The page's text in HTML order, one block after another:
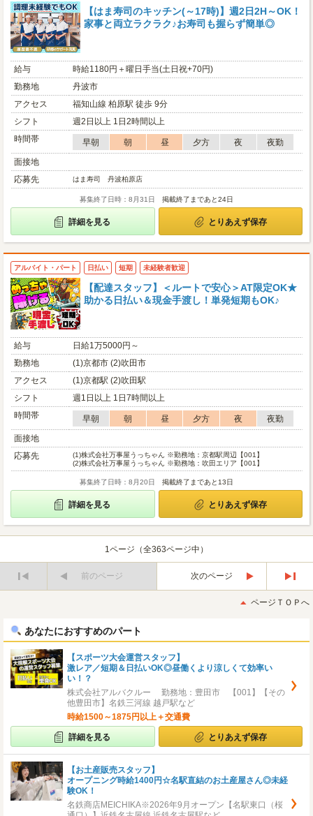
【はま寿司のキッチン(～17時)】週2日2H～OK！
家事と両立ラクラク♪お寿司も握らず簡単◎
給与
時給1180円＋曜日手当(土日祝+70円)
勤務地
丹波市
アクセス
福知山線 柏原駅 徒歩 9分
シフト
週2日以上 1日2時間以上
時間帯
早朝 朝 昼 夕方 夜
夜勤
面接地
応募先
はま寿司 丹波柏原店
募集終了日時：8月31日 掲載終了まであと24日
詳細を見る とりあえず保存
アルバイト・パート 日払い 短期 未経験者歓迎
【配達スタッフ】＜ルートで安心＞AT限定OK★
助かる日払い＆現金手渡し！単発短期もOK♪
給与
日給1万5000円～
勤務地
(1)京都市 (2)吹田市
アクセス
(1)京都駅 (2)吹田駅
シフト
週1日以上 1日7時間以上
時間帯
早朝 朝 昼 夕方 夜
夜勤
面接地
応募先
(1)株式会社万事屋うっちゃん ※勤務地：京都駅周辺【001】
(2)株式会社万事屋うっちゃん ※勤務地：吹田エリア【001】
募集終了日時：8月20日 掲載終了まであと13日
詳細を見る とりあえず保存
1ページ（全363ページ中）
前のページ
次のページ
後
ページＴＯＰへ
あなたにおすすめのパート
【スポーツ大会運営スタッフ】
激レア／短期＆日払いOK◎昼働くより涼しくて効率い
い！？
株式会社アルバクルー 勤務地：豊田市 【001】【その
他豊田市】名鉄三河線 越戸駅など
時給1500～1875円以上＋交通費
詳細を見る とりあえず保存
【お土産販売スタッフ】
オープニング時給1400円☆名駅直結のお土産屋さん◎未経
験OK！
名鉄商店MEICHIKA※2026年9月オープン【名駅東口（桜